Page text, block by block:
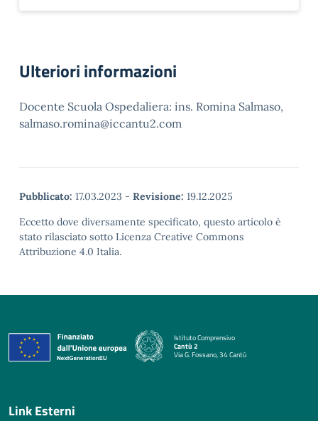
Ulteriori informazioni
Docente Scuola Ospedaliera: ins. Romina Salmaso,
salmaso.romina@iccantu2.com
Pubblicato: 17.03.2023 - Revisione: 19.12.2025
Eccetto dove diversamente specificato, questo articolo è
stato rilasciato sotto Licenza Creative Commons
Attribuzione 4.0 Italia.
Istituto Comprensivo
Cantù 2
Via G. Fossano, 34 Cantù
— Visita la pagina iniziale della scuola
Link Esterni